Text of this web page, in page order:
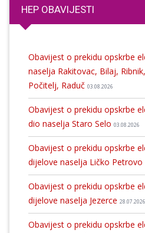
HEP OBAVIJESTI
Obavijest o prekidu opskrbe
naselja Rakitovac, Bilaj,
Počitelj, Raduč 03.08.2026
Obavijest o prekidu opskrbe
dio naselja Staro Selo 03.08.2026
Obavijest o prekidu opskrbe
dijelove naselja Ličko Petrovo
Obavijest o prekidu opskrbe
dijelove naselja Jezerce 28.07.2026
Obavijest o prekidu opskrbe